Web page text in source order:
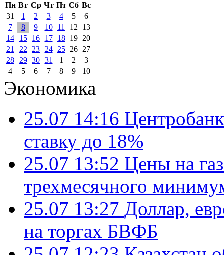
Пн Вт Ср Чт Пт Сб Вс
31
1 2 3 4 5
6
7
8 9 10 11 12
13
14
15 16 17 18 19
20
21
22 23 24 25 26
27
28
29 30 31 1 2
3
4
5 6 7 8 9 10
Экономика
25.07 14:16
ставку до 18%
25.07 13:52 Цены на
трехмесячного
25.07 13:27 Доллар,
на торгах БВФБ